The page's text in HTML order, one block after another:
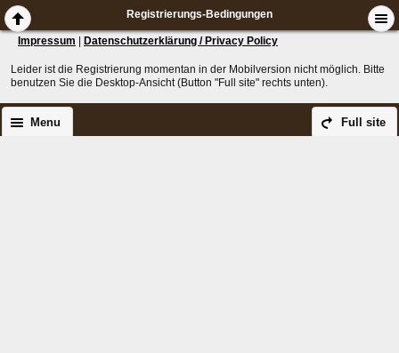
Registrierungs-Bedingungen
Impressum Datenschutzerklärung / Privacy Policy
Leider ist die Registrierung momentan in der Mobilversion nicht möglich. Bitte
benutzen Sie die Desktop-Ansicht (Button "Full site" rechts unten).
Full site
Menu